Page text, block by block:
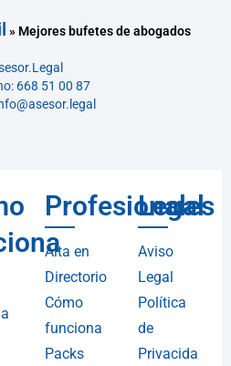
» Mejores bufetes de abogados
668 51 00 87
Profesionales
Alta en
Directorio
Cómo
funciona
Packs
Legal
Aviso
Legal
Política
de
Privacida